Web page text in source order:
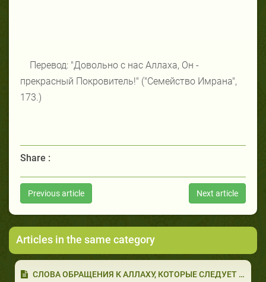
Перевод: "Довольно с нас Аллаха, Он -
прекрасный Покровитель!" ("Семейство Имрана",
173.)
Share :
Previous article Next article
Articles in the same category
СЛОВА ОБРАЩЕНИЯ К АЛЛАХУ, КОТОРЫЕ СЛЕДУЕТ &#